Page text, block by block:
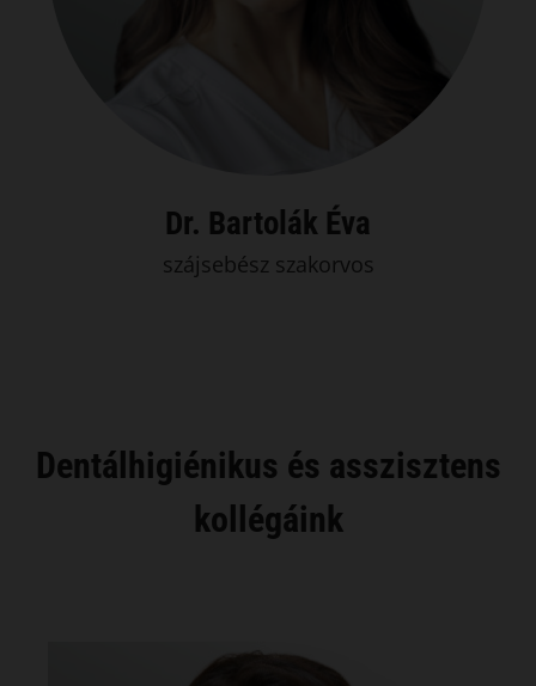
Dr. Bartolák Éva
szájsebész szakorvos
Dentálhigiénikus és asszisztens
kollégáink